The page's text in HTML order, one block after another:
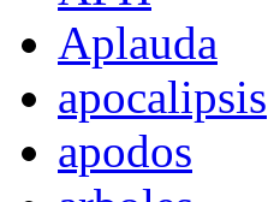
Aplauda
apocalipsis
apodos